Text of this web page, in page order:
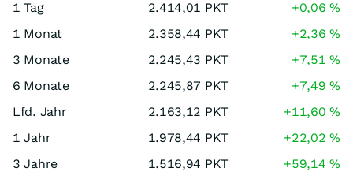
1 Tag 2.414,01 PKT +0,06%
1 Monat
2.358,44 PKT +2,36%
3 Monate
2.245,43 PKT +7,51%
6 Monate
2.245,87 PKT +7,49%
Lfd. Jahr
2.163,12 PKT +11,60%
1 Jahr
1.978,44 PKT +22,02%
3 Jahre
1.516,94 PKT +59,14%